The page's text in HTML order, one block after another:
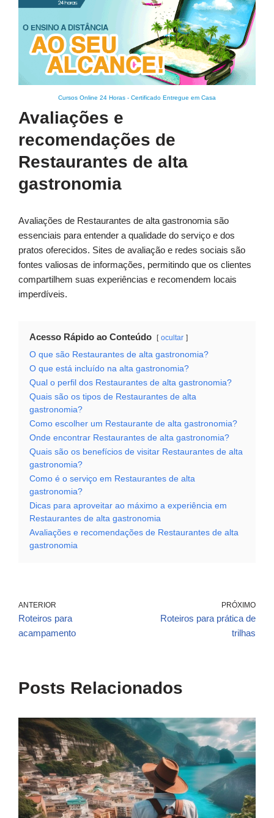
Cursos Online 24 Horas - Certificado Entregue em Casa
Avaliações e
recomendações de
Restaurantes de alta
gastronomia
Avaliações de Restaurantes de alta gastronomia são
essenciais para entender a qualidade do serviço e dos
pratos oferecidos. Sites de avaliação e redes sociais são
fontes valiosas de informações, permitindo que os clientes
compartilhem suas experiências e recomendem locais
imperdíveis.
Acesso Rápido ao Conteúdo ocultar
O que são Restaurantes de alta gastronomia?
O que está incluído na alta gastronomia?
Qual o perfil dos Restaurantes de alta gastronomia?
Quais são os tipos de Restaurantes de alta
gastronomia?
Como escolher um Restaurante de alta gastronomia?
Onde encontrar Restaurantes de alta gastronomia?
Quais são os benefícios de visitar Restaurantes de alta
gastronomia?
Como é o serviço em Restaurantes de alta
gastronomia?
Dicas para aproveitar ao máximo a experiência em
Restaurantes de alta gastronomia
Avaliações e recomendações de Restaurantes de alta
gastronomia
ANTERIOR
Roteiros para
acampamento
PRÓXIMO
Roteiros para prática de
trilhas
Posts Relacionados